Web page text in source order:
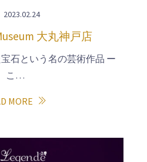
2023.02.24
大丸神戸店
石という名の芸術作品 ー
こ…
MORE